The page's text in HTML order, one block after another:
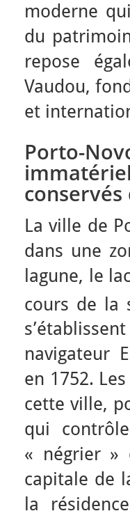
moderne
du
repose
Vaudou,
et
Porto-
conservés
La ville de
dans une
lagune, le
cours de la
navigateur
en 1752.
cette ville,
qui
« négrier »
capitale de
la